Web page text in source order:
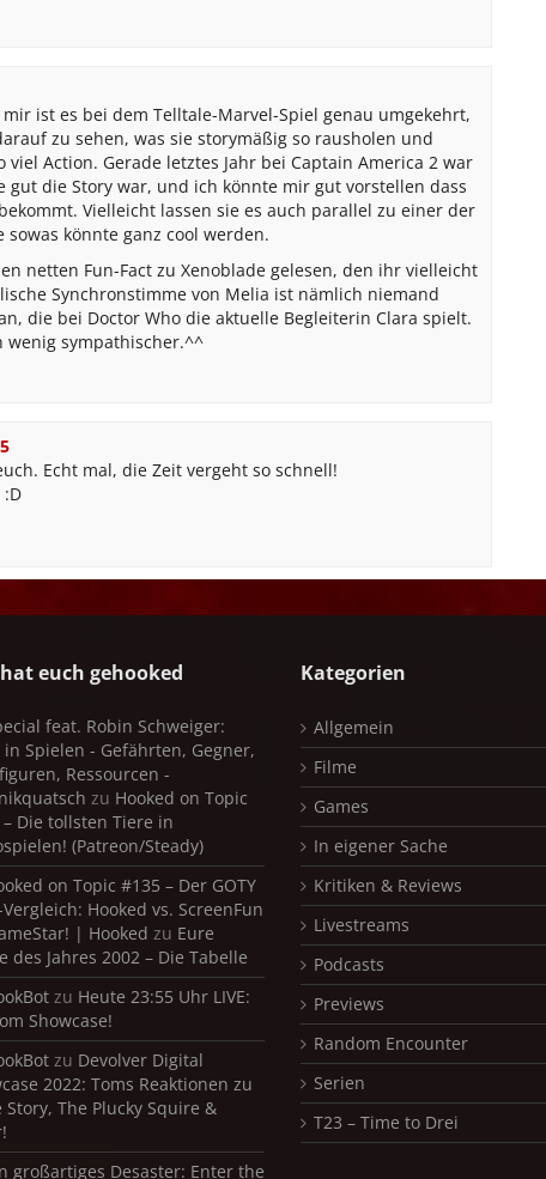
ist es bei dem Telltale-Marvel-Spiel genau umgekehrt,
zu sehen, was sie storymäßig so rausholen und
Action. Gerade letztes Jahr bei Captain America 2 war
gut die Story war, und ich könnte mir gut vorstellen dass
Vielleicht lassen sie es auch parallel zu einer der
könnte ganz cool werden.
netten Fun-Fact zu Xenoblade gelesen, den ihr vielleicht
Synchronstimme von Melia ist nämlich niemand
die bei Doctor Who die aktuelle Begleiterin Clara spielt.
wenig sympathischer.^^
Echt mal, die Zeit vergeht so schnell!
euch gehooked
feat. Robin Schweiger:
in Spielen - Gefährten, Gegner,
Ressourcen -
zu Hooked on Topic
Die tollsten Tiere in
(Patreon/Steady)
on Topic #135 – Der GOTY
Hooked vs. ScreenFun
| Hooked zu Eure
des Jahres 2002 – Die Tabelle
zu Heute 23:55 Uhr LIVE:
Showcase!
zu Devolver Digital
2022: Toms Reaktionen zu
Story, The Plucky Squire &
großartiges Desaster: Enter the
Kategorien
Allgemein
Filme
Games
In eigener Sache
Kritiken & Reviews
Livestreams
Podcasts
Previews
Random Encounter
Serien
T23 – Time to Drei